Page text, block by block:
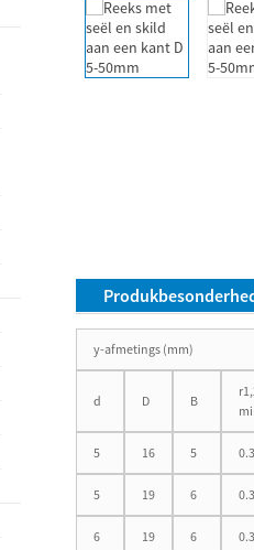
y-afmetings (mm)
d D B
5 16 5 0.3
5 19 6 0.3
6 19 6 0.3